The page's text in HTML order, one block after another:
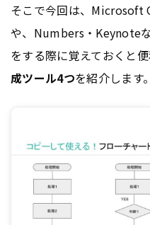
そこで今回は、
や、Numbers・Keynote
をする際に覚えておくと
成ツール4つを紹介します。